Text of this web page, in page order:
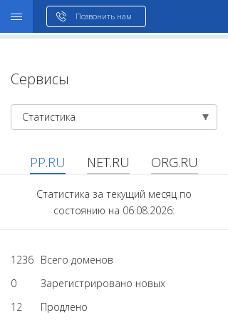
Позвонить нам
Сервисы
Статистика
PP.RU NET.RU ORG.RU
Статистика за текущий месяц по
состоянию на 06.08.2026:
1236 Всего доменов
0
Зарегистрировано новых
12
Продлено